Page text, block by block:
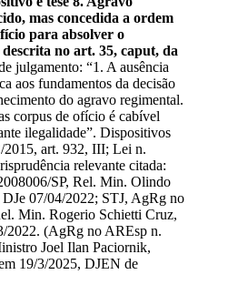
mas concedida a ordem
para absolver o
no art. 35, caput, da
julgamento: “1. A ausência
aos fundamentos da decisão
do agravo regimental.
corpus de ofício é cabível
ilegalidade”. Dispositivos
2015, art. 932, III; Lei n.
relevante citada:
SP, Rel. Min. Olindo
07/04/2022; STJ, AgRg no
Min. Rogerio Schietti Cruz,
2022. (AgRg no AREsp n.
Joel Ilan Paciornik,
19/3/2025, DJEN de